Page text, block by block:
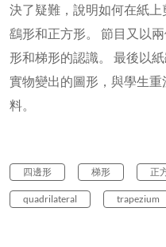
決了疑難，說明如何在紙上
鷂形和正方形。 節目又以
形和梯形的認識。 最後以
實物變出的圖形，與學生
料。
四邊形 梯形 正
quadrilateral trapezium